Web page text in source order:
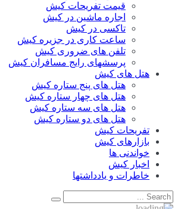
قیمت تفریحات کیش
اجاره ماشین در کیش
تاکسی در کیش
ساعت کاری در جزیره کیش
تلفن های ضروری کیش
پرسشهای رایج مسافران کیش
هتل های کیش
هتل های پنج ستاره کیش
هتل های چهار ستاره کیش
هتل های سه ستاره کیش
هتل های دو ستاره کیش
تفریحات کیش
بازارهای کیش
خواندنی ها
اخبار کیش
خاطرات و یادداشتها